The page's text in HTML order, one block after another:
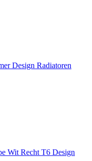
Design Radiatoren
Wit Recht T6 Design